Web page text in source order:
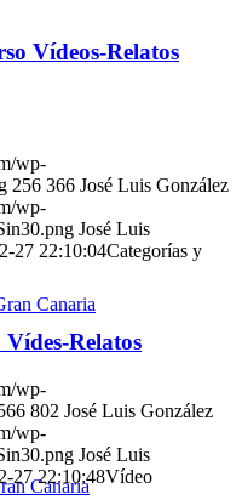
Canaria
Canaria
Vídeos-Relatos
wp-
256 366 José Luis González
wp-
José Luis
27 22:10:04Categorías y
Relatos
wp-
802 José Luis González
wp-
José Luis
27 22:10:48Vídeo